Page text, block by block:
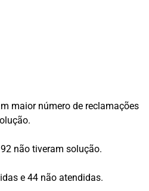
maior número de reclamações
não tiveram solução.
e 44 não atendidas.